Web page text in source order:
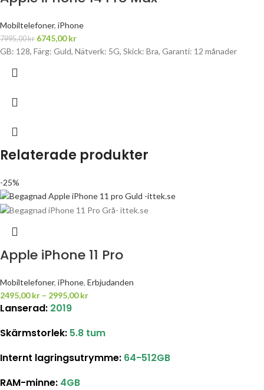
Mobiltelefoner, iPhone
7995,00kr 6745,00kr
GB: 128, Färg: Guld, Nätverk: 5G, Skick: Bra, Garanti: 12 månader
Relaterade produkter
-25%
Apple iPhone 11 Pro
Mobiltelefoner, iPhone, Erbjudanden
2495,00kr – 2995,00kr
Lanserad: 2019
Skärmstorlek: 5.8 tum
Internt lagringsutrymme: 64-512GB
RAM-minne: 4GB